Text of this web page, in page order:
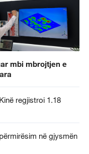
mbi mbrojtjen e
regjistroi 1.18
në gjysmën